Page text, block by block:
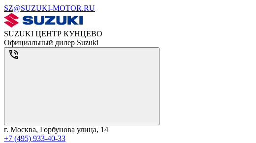
SZ@SUZUKI-MOTOR.RU
SUZUKI ЦЕНТР КУНЦЕВО
Официальный дилер Suzuki
г. Москва, Горбунова улица, 14
+7 (495) 933-40-33